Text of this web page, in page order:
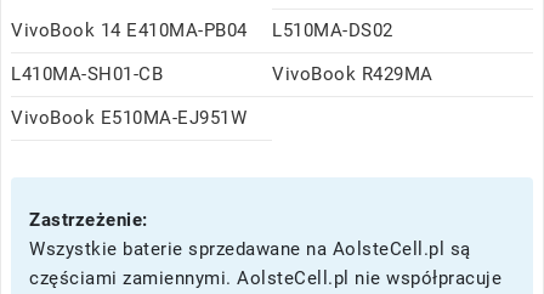
VivoBook 14 E410MA-PB04
L510MA-DS02
L410MA-SH01-CB
VivoBook R429MA
VivoBook E510MA-EJ951W
Zastrzeżenie:
Wszystkie baterie sprzedawane na AolsteCell.pl są
częściami zamiennymi. AolsteCell.pl nie współpracuje